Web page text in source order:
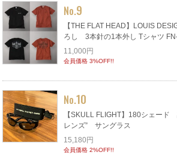
No.9
【THE FLAT HEAD】LOUIS
ろし 3本針の1本外し Tシャツ
11,000円
会員価格 3%OFF!!
No.10
【SKULL FLIGHT】180シェード
レンズ” サングラス
15,180円
会員価格 2%OFF!!